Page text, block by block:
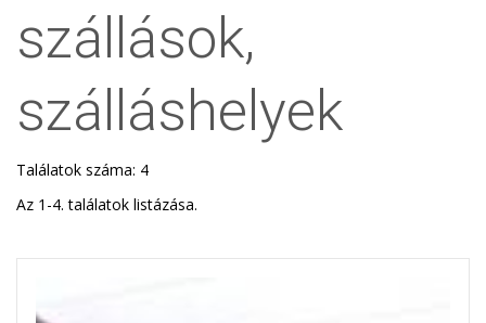
szállások,
szálláshelyek
Találatok száma: 4
Az 1-4. találatok listázása.